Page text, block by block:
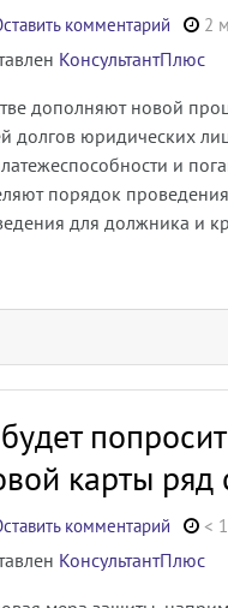
комментарий 2
КонсультантПлюс
дополняют новой
долгов юридических
и
порядок
для должника и
карты ряд
комментарий <
КонсультантПлюс